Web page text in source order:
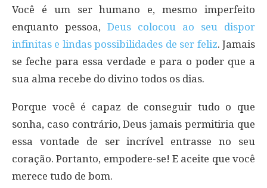
Você é um ser humano e, mesmo imperfeito
enquanto pessoa, Deus colocou ao seu dispor
infinitas e lindas possibilidades de ser feliz. Jamais
se feche para essa verdade e para o poder que a
sua alma recebe do divino todos os dias.
Porque você é capaz de conseguir tudo o que
sonha, caso contrário, Deus jamais permitiria que
essa vontade de ser incrível entrasse no seu
coração. Portanto, empodere-se! E aceite que você
merece tudo de bom.